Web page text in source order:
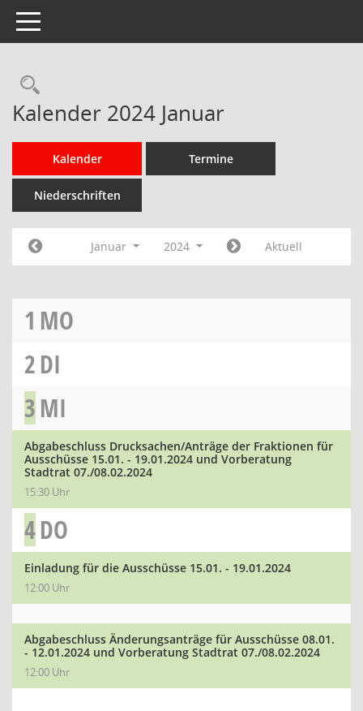
Toggle navigation
Rechercheauswahl
Kalender 2024 Januar
Kalender Termine
Niederschriften
Januar 2024 Aktuell
1 MO
2DI
3MI
Abgabeschluss Drucksachen/Anträge der Fraktionen für
Ausschüsse 15.01. - 19.01.2024 und Vorberatung
Stadtrat 07./08.02.2024
15:30 Uhr
4DO
Einladung für die Ausschüsse 15.01. - 19.01.2024
12:00 Uhr
Abgabeschluss Änderungsanträge für Ausschüsse 08.01.
- 12.01.2024 und Vorberatung Stadtrat 07./08.02.2024
12:00 Uhr